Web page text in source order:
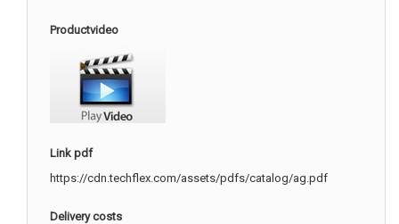
Productvideo
Link pdf
https://cdn.techflex.com/assets/pdfs/catalog/ag.pdf
Delivery costs